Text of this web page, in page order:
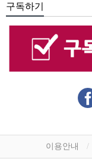
구독하기
이용안내